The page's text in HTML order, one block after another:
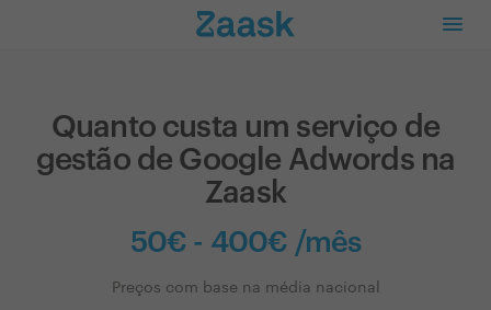
Quanto custa um serviço de
gestão de Google Adwords na
Zaask
50€ - 400€ /mês
Preços com base na média nacional